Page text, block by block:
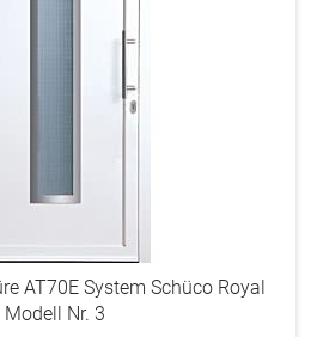
AT70E System Schüco Royal
Modell Nr. 3